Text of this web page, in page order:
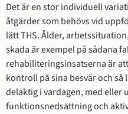
Det är en stor individuell
åtgärder som behövs vid
lätt THS. Ålder,
skada är exempel på sådana
rehabiliteringsinsatserna är
kontroll på sina besvär och så
delaktig i vardagen, med eller
funktionsnedsättning och